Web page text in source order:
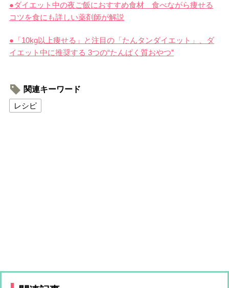
●ダイエット中の夜ご飯におすすめ食材 食べながら痩せる
コツを食にも詳しい薬剤師が解説
●「10kg以上痩せる」と注目の「たんタンダイエット」、ダ
イエット中に推奨する 3つの“たんぱく質おやつ”
関連キーワード
レシピ